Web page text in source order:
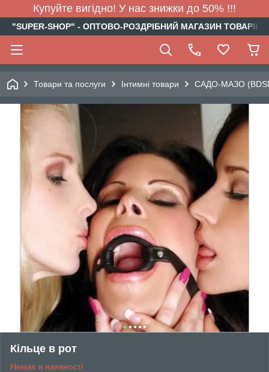
Купуйте вигідно! У нас знижки до 50% !!!
"SUPER-SHOP" - ОПТОВО-РОЗДРІБНИЙ МАГАЗИН
Товари та послуги Інтимні товари САДО-МАЗО
Кільце в рот
Немає в наявності